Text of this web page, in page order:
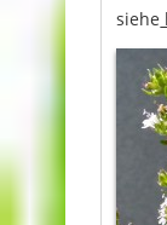
siehe